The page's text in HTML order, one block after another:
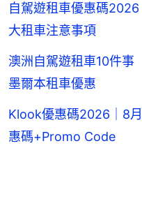
自駕遊租車優惠碼
大租車注意事項
澳洲自駕遊租車10件
墨爾本租車優惠
Klook優惠碼2026｜8
惠碼+Promo Code